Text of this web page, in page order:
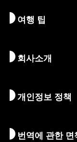
지속가능한 관광
액티비티
예술 & 문화
아침 & 밤
숙박 시설
목적지
여정
여행 팁
교토 둘러보기
지도 및 도구
통역 가이드
회사소개
개인정보 정책
번역에 관한 면